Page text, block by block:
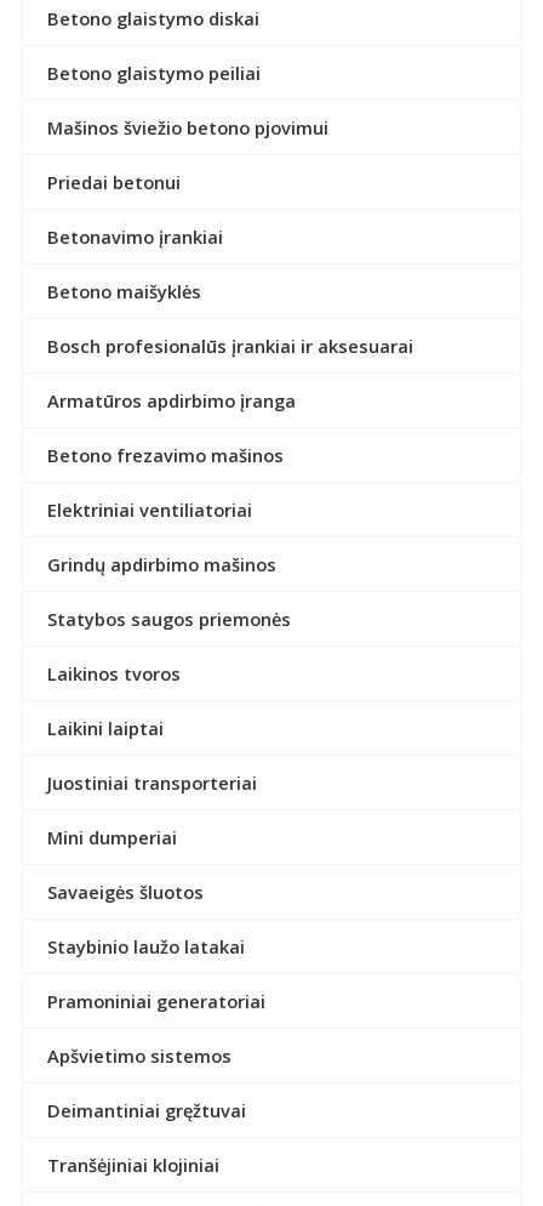
Betono glaistymo diskai
Betono glaistymo peiliai
Mašinos šviežio betono pjovimui
Priedai betonui
Betonavimo įrankiai
Betono maišyklės
Bosch profesionalūs įrankiai ir aksesuarai
Armatūros apdirbimo įranga
Betono frezavimo mašinos
Elektriniai ventiliatoriai
Grindų apdirbimo mašinos
Statybos saugos priemonės
Laikinos tvoros
Laikini laiptai
Juostiniai transporteriai
Mini dumperiai
Savaeigės šluotos
Staybinio laužo latakai
Pramoniniai generatoriai
Apšvietimo sistemos
Deimantiniai gręžtuvai
Tranšėjiniai klojiniai